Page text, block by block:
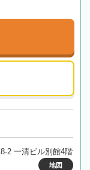
2 一清ビル別館4階
地図